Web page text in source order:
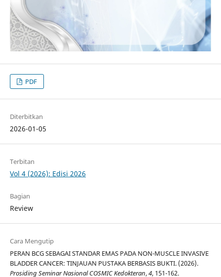
PDF
Diterbitkan
2026-01-05
Terbitan
Vol 4 (2026): Edisi 2026
Bagian
Review
Cara Mengutip
PERAN BCG SEBAGAI STANDAR EMAS PADA NON-MUSCLE INVASIVE
BLADDER CANCER: TINJAUAN PUSTAKA BERBASIS BUKTI. (2026).
Prosiding Seminar Nasional COSMIC Kedokteran,4, 151-162.